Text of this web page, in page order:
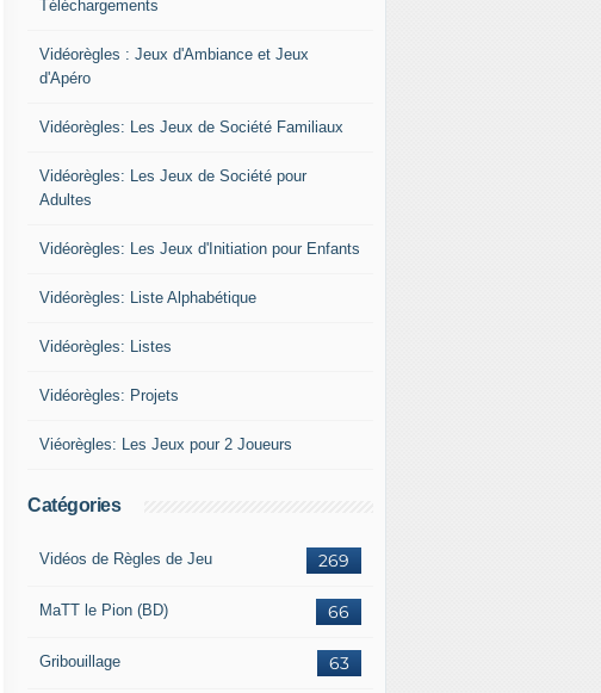
Téléchargements
Vidéorègles : Jeux d'Ambiance et Jeux
d'Apéro
Vidéorègles: Les Jeux de Société Familiaux
Vidéorègles: Les Jeux de Société pour
Adultes
Vidéorègles: Les Jeux d'Initiation pour Enfants
Vidéorègles: Liste Alphabétique
Vidéorègles: Listes
Vidéorègles: Projets
Viéorègles: Les Jeux pour 2 Joueurs
Catégories
269
Vidéos de Règles de Jeu
66
MaTT le Pion (BD)
63
Gribouillage